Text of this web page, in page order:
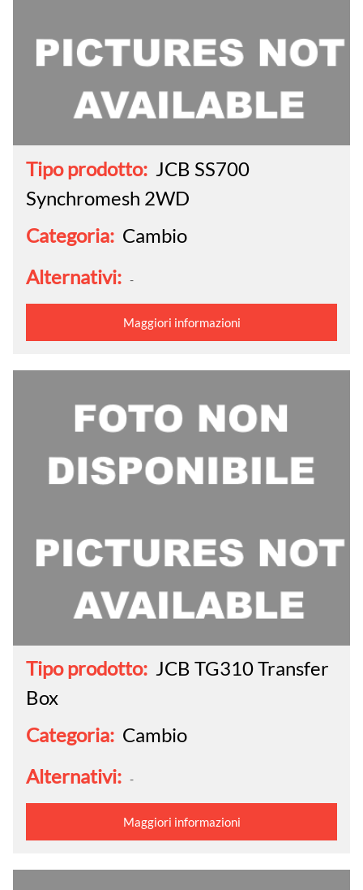
Tipo prodotto: JCB SS700
Synchromesh 2WD
Categoria: Cambio
Alternativi: -
Maggiori informazioni
Tipo prodotto: JCB TG310 Transfer
Box
Categoria: Cambio
Alternativi: -
Maggiori informazioni